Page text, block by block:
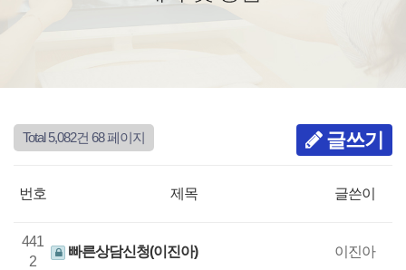
Total 5,082건 68 페이지 글쓰기
번호 제목 글쓴이
441
2
빠른상담신청(이진아) 이진아